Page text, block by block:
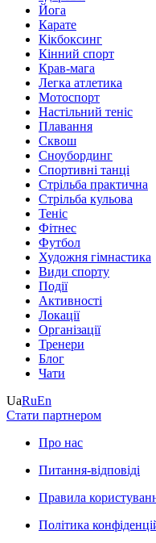
Йога
Карате
Кікбоксинг
Кінний спорт
Крав-мага
Легка атлетика
Мотоспорт
Настільний теніс
Плавання
Сквош
Сноубординг
Спортивні танці
Стрільба практична
Стрільба кульова
Теніс
Фітнес
Футбол
Художня гімнастика
Види спорту
Події
Активності
Локації
Організації
Тренери
Блог
Чати
UaRuEn
Стати партнером
Про нас
Питання-відповіді
Правила
Політика